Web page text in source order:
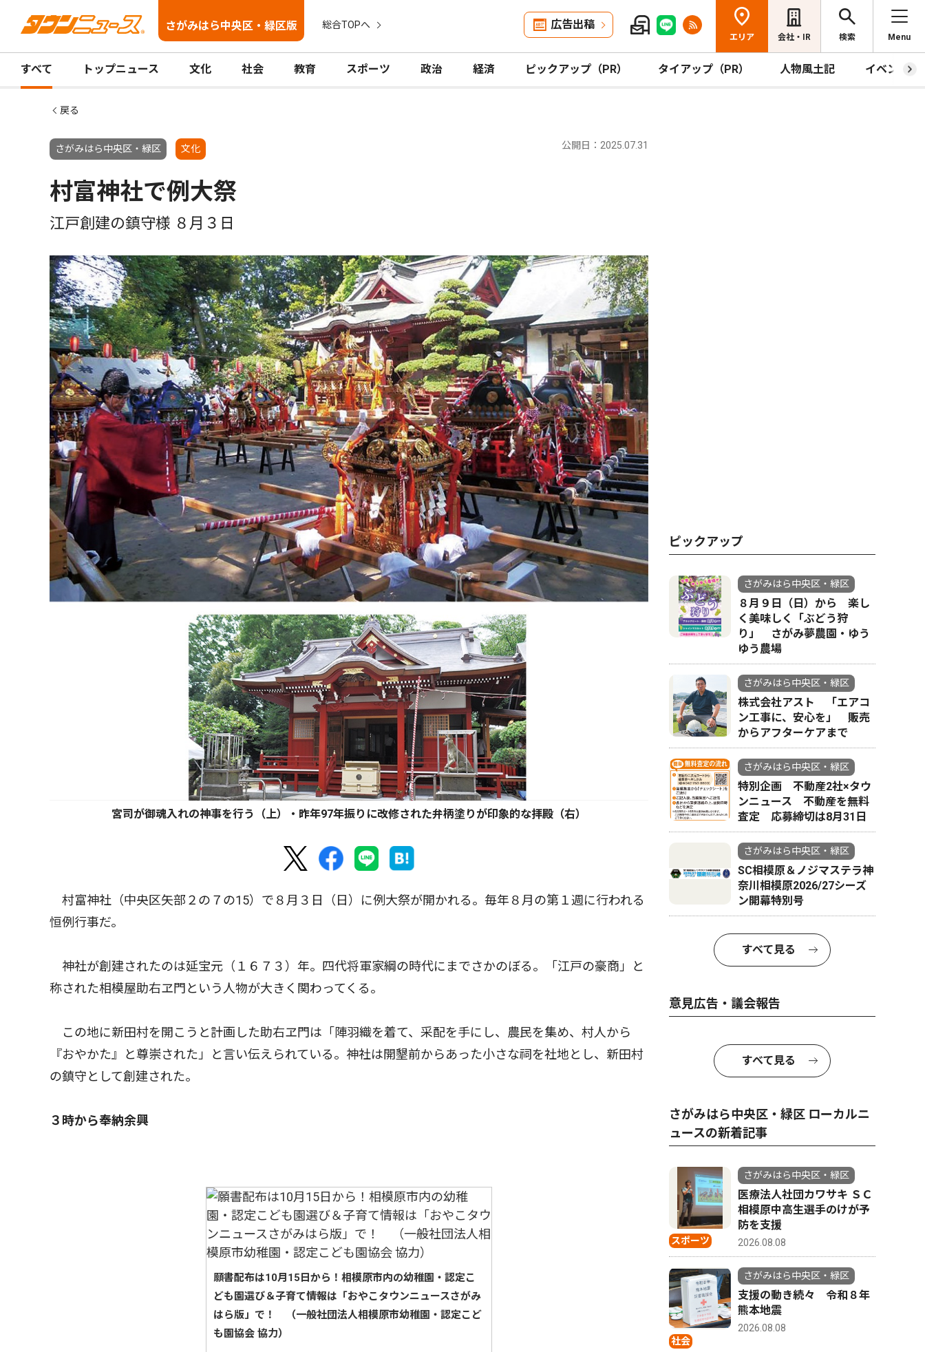
さがみはら中央区・緑区版 総合TOPへ 広告出稿
エリア 会社・IR 検索 Menu
すべて トップニュース 文化 社会 教育 スポーツ 政治 経済 ピックアップ（PR） タイアップ（PR） 人物風土記 イベント
戻る
さがみはら中央区・緑区 文化 公開日：2025.07.31
村富神社で例大祭
江戸創建の鎮守様 ８月３日
宮司が御魂入れの神事を行う（上）・昨年97年振りに改修された弁柄塗りが印象的な拝殿（右）
村富神社（中央区矢部２の７の15）で８月３日（日）に例大祭が開かれる。毎年８月の第１週に行われる
恒例行事だ。
神社が創建されたのは延宝元（１６７３）年。四代将軍家綱の時代にまでさかのぼる。「江戸の豪商」と
称された相模屋助右ヱ門という人物が大きく関わってくる。
この地に新田村を開こうと計画した助右ヱ門は「陣羽織を着て、采配を手にし、農民を集め、村人から
『おやかた』と尊崇された」と言い伝えられている。神社は開墾前からあった小さな祠を社地とし、新田村
の鎮守として創建された。
３時から奉納余興
願書配布は10月15日から！相模原市内の幼稚園・認定こ
ども園選び＆子育て情報は「おやこタウンニュースさがみ
はら版」で！ （一般社団法人相模原市幼稚園・認定こど
も園協会 協力）
ピックアップ
さがみはら中央区・緑区
８月９日（日）から 楽し
く美味しく「ぶどう狩
り」 さがみ夢農園・ゆう
ゆう農場
さがみはら中央区・緑区
株式会社アスト 「エアコ
ン工事に、安心を」 販売
からアフターケアまで
さがみはら中央区・緑区
特別企画 不動産2社×タウ
ンニュース 不動産を無料
査定 応募締切は8月31日
さがみはら中央区・緑区
SC相模原＆ノジマステラ神
奈川相模原2026/27シーズ
ン開幕特別号
すべて見る
意見広告・議会報告
すべて見る
さがみはら中央区・緑区 ローカルニ
ュースの新着記事
スポーツ
さがみはら中央区・緑区
医療法人社団カワサキ ＳＣ
相模原中高生選手のけが予
防を支援
2026.08.08
社会
さがみはら中央区・緑区
支援の動き続々 令和８年
熊本地震
2026.08.08